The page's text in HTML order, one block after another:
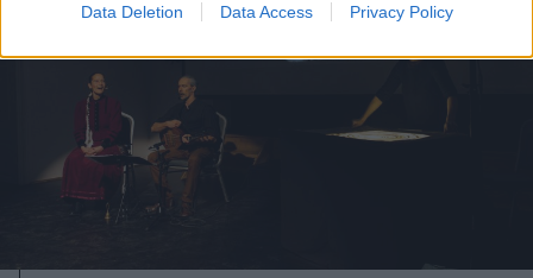
Data Deletion Data Access Privacy Policy